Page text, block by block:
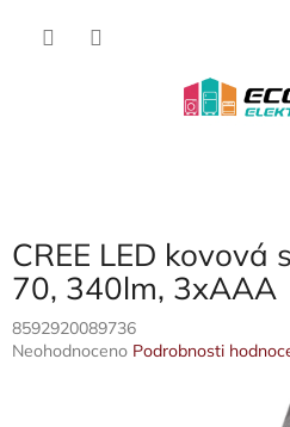
CREE LED
70, 340lm, 3xAAA
8592920089736
Průměrné
Neohodnoceno Podrobnosti